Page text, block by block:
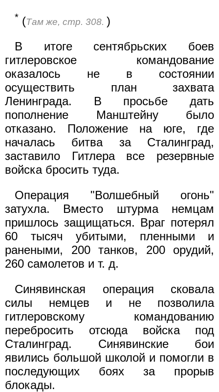
* (Там же, стр. 308. )
В итоге сентябрьских боев
гитлеровское командование
оказалось не в состоянии
осуществить план захвата
Ленинграда. В просьбе дать
пополнение Манштейну было
отказано. Положение на юге, где
началась битва за Сталинград,
заставило Гитлера все резервные
войска бросить туда.
Операция "Волшебный огонь"
затухла. Вместо штурма немцам
пришлось защищаться. Враг потерял
60 тысяч убитыми, пленными и
ранеными, 200 танков, 200 орудий,
260 самолетов и т. д.
Синявинская операция сковала
силы немцев и не позволила
гитлеровскому командованию
перебросить отсюда войска под
Сталинград. Синявинские бои
явились большой школой и помогли в
последующих боях за прорыв
блокады.